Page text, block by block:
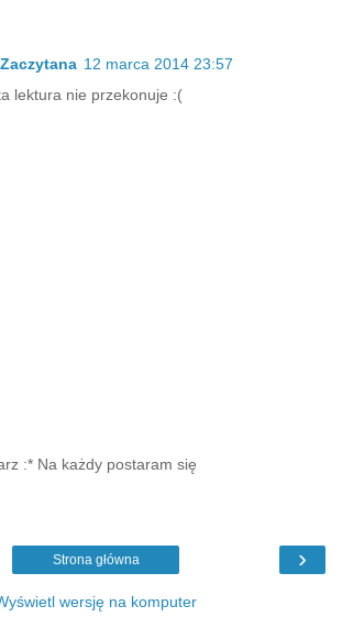
12 marca 2014 23:57
lektura nie przekonuje :(
:* Na każdy postaram się
›
Strona główna
wersję na komputer